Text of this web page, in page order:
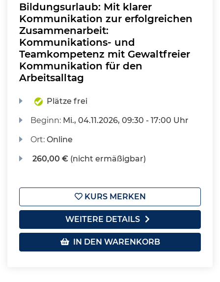
Bildungsurlaub: Mit klarer
Kommunikation zur erfolgreichen
Zusammenarbeit:
Kommunikations- und
Teamkompetenz mit Gewaltfreier
Kommunikation für den
Arbeitsalltag
Plätze frei
Beginn: Mi., 04.11.2026, 09:30 - 17:00 Uhr
Ort:Online
260,00 € (nicht ermäßigbar)
KURS MERKEN
WEITERE DETAILS
IN DEN WARENKORB